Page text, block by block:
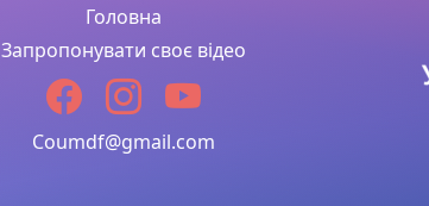
Головна
Запропонувати своє відео
Coumdf@gmail.com